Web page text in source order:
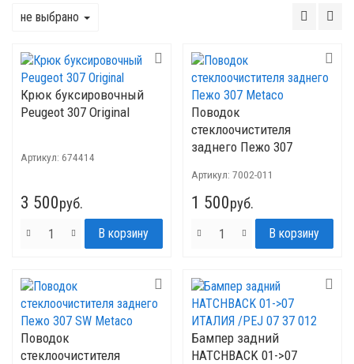
не выбрано
Крюк буксировочный
Peugeot 307 Original
Артикул: 674414
3 500руб.
Поводок
стеклоочистителя
заднего Пежо 307
Артикул: 7002-011
1 500руб.
Поводок
стеклоочистителя
Бампер задний
HATCHBACK 01->07